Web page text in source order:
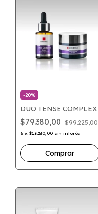
-20%
DUO TENSE COMPLEX
$79.380,00 $99.225,00
6 x $13.230,00 sin interés